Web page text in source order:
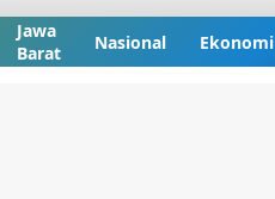
Jawa
Barat
Nasional Ekonomi